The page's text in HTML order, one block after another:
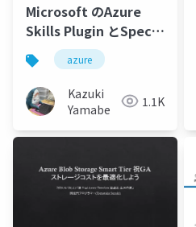
Microsoft のAzure
Skills Plugin とSpec
Kit を使いAzure の設
計から構築、テスト、
運用整備をGitHub
Copilot にやってもら
う
azure
Kazuki
Yamabe
1.1K